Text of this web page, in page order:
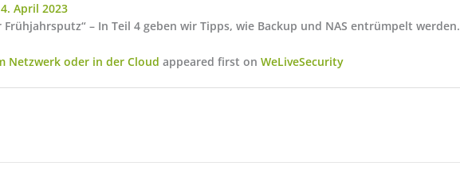
4. April 2023
Frühjahrsputz“ – In Teil 4 geben wir Tipps, wie Backup und NAS entrümpelt werden.
Netzwerk oder in der Cloud appeared first on WeLiveSecurity